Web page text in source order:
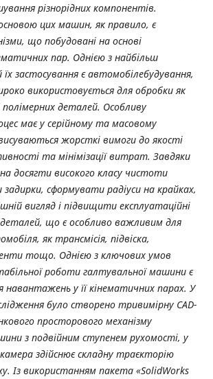
різнорідних компонентів.
цих машин, як правило, є
що побудовані на основі
пар. Однією з найбільш
застосування є автомобілебудування,
використовується для обробки як
деталей. Особливу
має у серійному та масовому
жорсткі вимоги до якості
та мінімізації витрат. Завдяки
досягти високого класу чистоти
задирки, сформувати радіуси на крайках,
вигляд і підвищити експлуатаційні
що є особливо важливим для
як трансмісія, підвіска,
тощо. Однією з ключових умов
роботи галтувальної машини є
навантажень у її кінематичних парах. У
було створено тривимірну CAD-
просторового механізму
з подвійним ступенем рухомості, у
здійснює складну траєкторію
Із використанням пакета «SolidWorks